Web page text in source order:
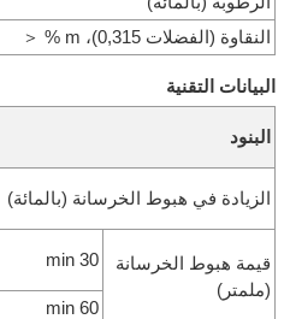
النقاوة (الفضلات 0,315)، m % ＜
البيانات التقنية
البنود
الزيادة في هبوط الخرسانة (بالمائة)
قيمة هبوط الخرسانة
(ملمتر)
30 min
60 min